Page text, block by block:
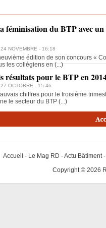
féminisation du BTP avec
NOVEMBRE - 16:18
édition de son concours «
les collégiens en (...)
résultats pour le BTP en
OCTOBRE - 15:46
chiffres pour le troisième
le secteur du BTP (...)
Accueil - Le Mag RD -Actu Bâtiment
Copyright © 2026